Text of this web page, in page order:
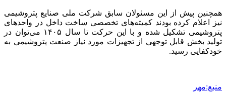
همچنین پیش از این مسئولان سابق شرکت ملی صنایع پتروشیمی
نیز اعلام کرده بودند کمیته‌های تخصصی ساخت داخل در واحدهای
پتروشیمی تشکیل شده و با این حرکت تا سال ۱۴۰۵ می‌توان در
تولید بخش قابل توجهی از تجهیزات مورد نیاز صنعت پتروشیمی به
خودکفایی رسید.
منبع:مهر